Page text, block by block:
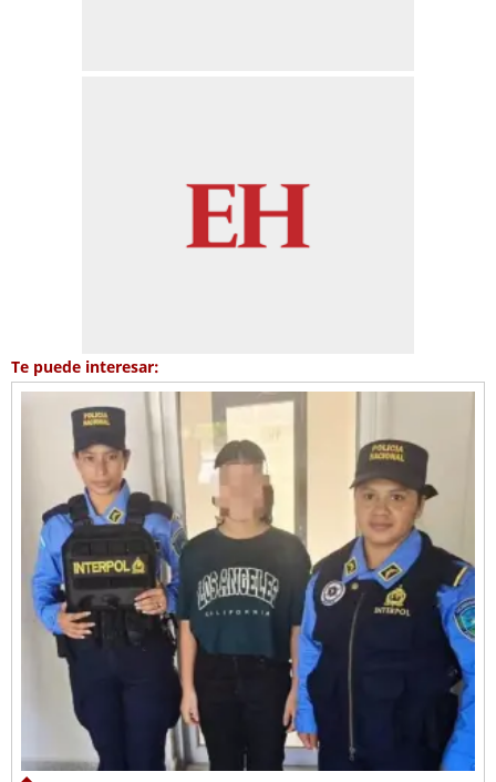
Te puede interesar: